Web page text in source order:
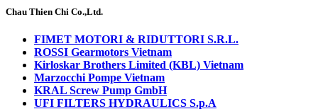
Chau Thien Chi Co.,Ltd.
FIMET MOTORI & RIDUTTORI S.R.L.
ROSSI Gearmotors Vietnam
Kirloskar Brothers Limited (KBL) Vietnam
Marzocchi Pompe Vietnam
KRAL Screw Pump GmbH
UFI FILTERS HYDRAULICS S.p.A